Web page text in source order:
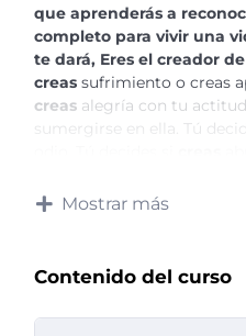
que aprenderás a
completo para vivir una
te dará, Eres el creador
creas sufrimiento o creas
creas alegría con tu
sumergirse en ella. Tú
en total plenitud,
Mostrar más
Contenido del curso